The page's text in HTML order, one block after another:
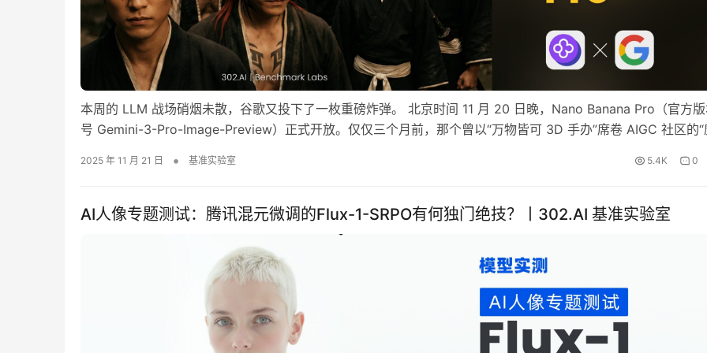
本周的 LLM 战场硝烟未散，谷歌又投下了一枚重磅炸弹。 北京时间 11 月 20 日晚，Nano Banana Pro（官方
号 Gemini-3-Pro-Image-Preview）正式开放。仅仅三个月前，那个曾以“万物皆可 3D 手办”席卷 AIGC 社区的“
2025 年 11 月 21 日 • 基准实验室 5.4K 0
AI人像专题测试：腾讯混元微调的Flux-1-SRPO有何独门绝技？丨302.AI 基准实验室